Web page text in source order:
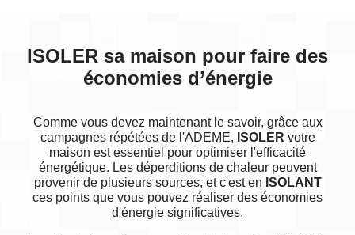
ISOLER sa maison pour faire des
économies d’énergie
Comme vous devez maintenant le savoir, grâce aux
campagnes répétées de l'ADEME, ISOLER votre
maison est essentiel pour optimiser l'efficacité
énergétique. Les déperditions de chaleur peuvent
provenir de plusieurs sources, et c'est en ISOLANT
ces points que vous pouvez réaliser des économies
d'énergie significatives.